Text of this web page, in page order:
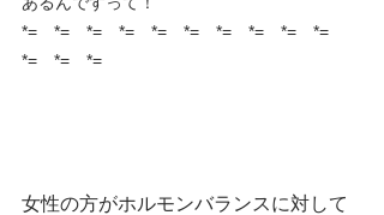
*=　*=　*=　*=　*=　*=　*=　*=　*=　*=
*=　*=　*=
女性の方がホルモンバランスに対して